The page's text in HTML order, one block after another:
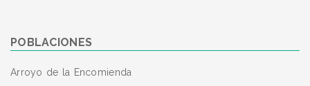
POBLACIONES
Arroyo de la Encomienda